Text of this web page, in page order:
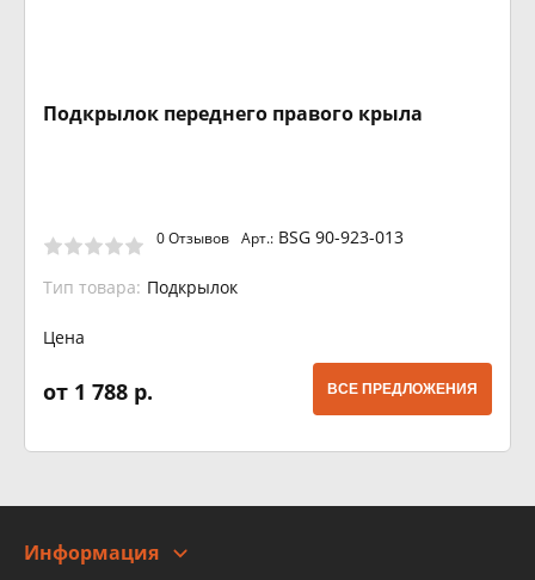
Подкрылок переднего правого крыла
0 Отзывов Арт.: BSG 90-923-013
Тип товара: Подкрылок
Цена
от 1 788 р. ВСЕ ПРЕДЛОЖЕНИЯ
Информация